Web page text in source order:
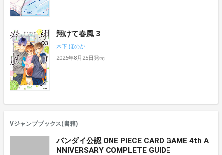
翔けて春風 3
木下 ほのか
2026年8月25日発売
Vジャンプブックス(書籍)
バンダイ公認 ONE PIECE CARD GAME 4th A
NNIVERSARY COMPLETE GUIDE